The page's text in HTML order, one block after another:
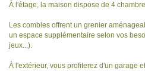
À l'étage, la maison dispose de 4
Les combles offrent un grenier
un espace supplémentaire selon vos
jeux...).
À l'extérieur, vous profiterez d'un garage